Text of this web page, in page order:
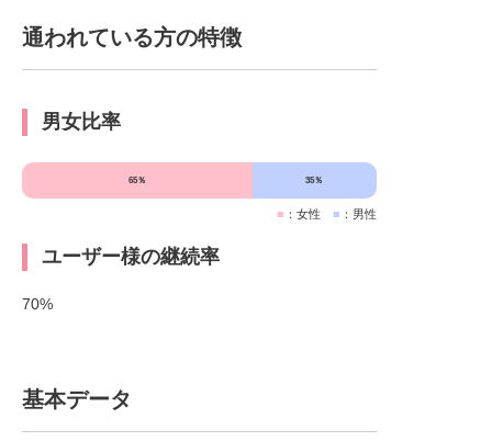
通われている方の特徴
男女比率
65％ 35％
■ ：女性 ■ ：男性
ユーザー様の継続率
70%
基本データ